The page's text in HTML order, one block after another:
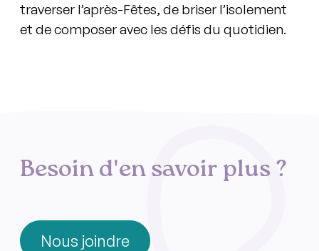
traverser l’après-Fêtes, de briser l’isolement
et de composer avec les défis du quotidien.
Besoin d'en savoir plus ?
Nous joindre